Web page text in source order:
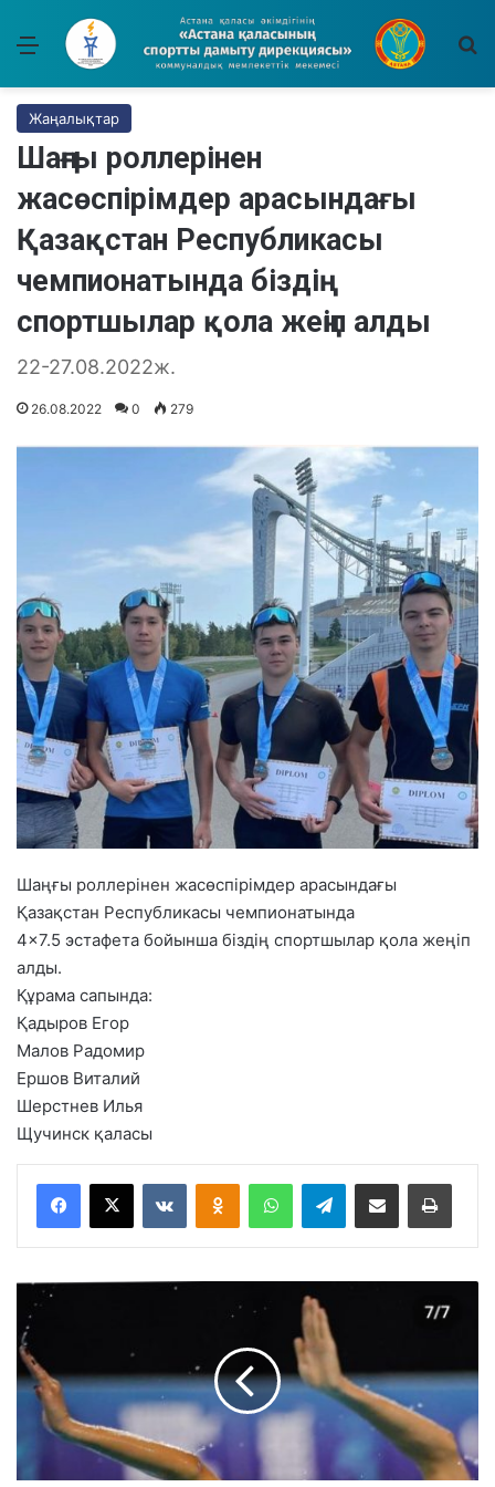
Мәзір
Жаңалықтар
Шаңғы роллерінен
жасөспірімдер арасындағы
Қазақстан Республикасы
чемпионатында біздің
спортшылар қола жеңіп алды
22-27.08.2022ж.
26.08.2022 0 279
Шаңғы роллерінен жасөспірімдер арасындағы
Қазақстан Республикасы чемпионатында
4×7.5 эстафета бойынша біздің спортшылар қола жеңіп
алды.
Құрама сапында:
Қадыров Егор
Малов Радомир
Ершов Виталий
Шерстнев Илья
Щучинск қаласы
Telegram
н
х
р
ы